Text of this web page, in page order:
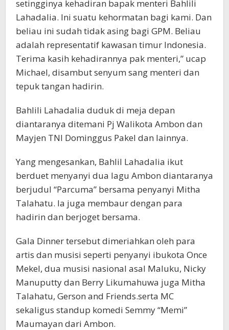
setingginya kehadiran bapak menteri Bahlili
Lahadalia. Ini suatu kehormatan bagi kami. Dan
beliau ini sudah tidak asing bagi GPM. Beliau
adalah representatif kawasan timur Indonesia.
Terima kasih kehadirannya pak menteri,” ucap
Michael, disambut senyum sang menteri dan
tepuk tangan hadirin.
Bahlili Lahadalia duduk di meja depan
diantaranya ditemani Pj Walikota Ambon dan
Mayjen TNI Dominggus Pakel dan lainnya.
Yang mengesankan, Bahlil Lahadalia ikut
berduet menyanyi dua lagu Ambon diantaranya
berjudul “Parcuma” bersama penyanyi Mitha
Talahatu. Ia juga membaur dengan para
hadirin dan berjoget bersama.
Gala Dinner tersebut dimeriahkan oleh para
artis dan musisi seperti penyanyi ibukota Once
Mekel, dua musisi nasional asal Maluku, Nicky
Manuputty dan Berry Likumahuwa juga Mitha
Talahatu, Gerson and Friends.serta MC
sekaligus standup komedi Semmy “Memi”
Maumayan dari Ambon.